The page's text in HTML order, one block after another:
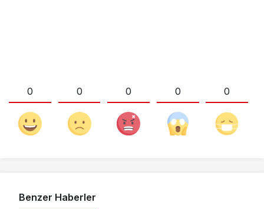
0 0 0 0 0
Benzer Haberler